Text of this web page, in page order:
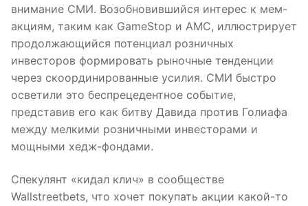
внимание СМИ. Возобновившийся интерес к мем-
акциям, таким как GameStop и AMC, иллюстрирует
продолжающийся потенциал розничных
инвесторов формировать рыночные тенденции
через скоординированные усилия. СМИ быстро
осветили это беспрецедентное событие,
представив его как битву Давида против Голиафа
между мелкими розничными инвесторами и
мощными хедж-фондами.
Спекулянт «кидал клич» в сообществе
Wallstreetbets, что хочет покупать акции какой-то